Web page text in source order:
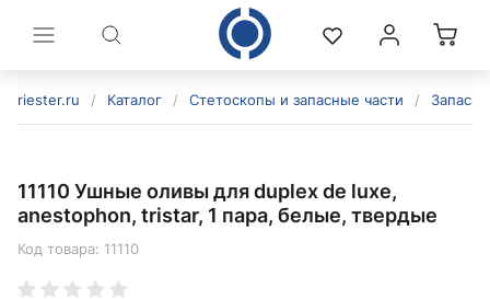
riester.ru / Каталог / Стетоскопы и запасные части /
11110 Ушные оливы для duplex de luxe,
anestophon, tristar, 1 пара, белые, твердые
Код товара: 11110